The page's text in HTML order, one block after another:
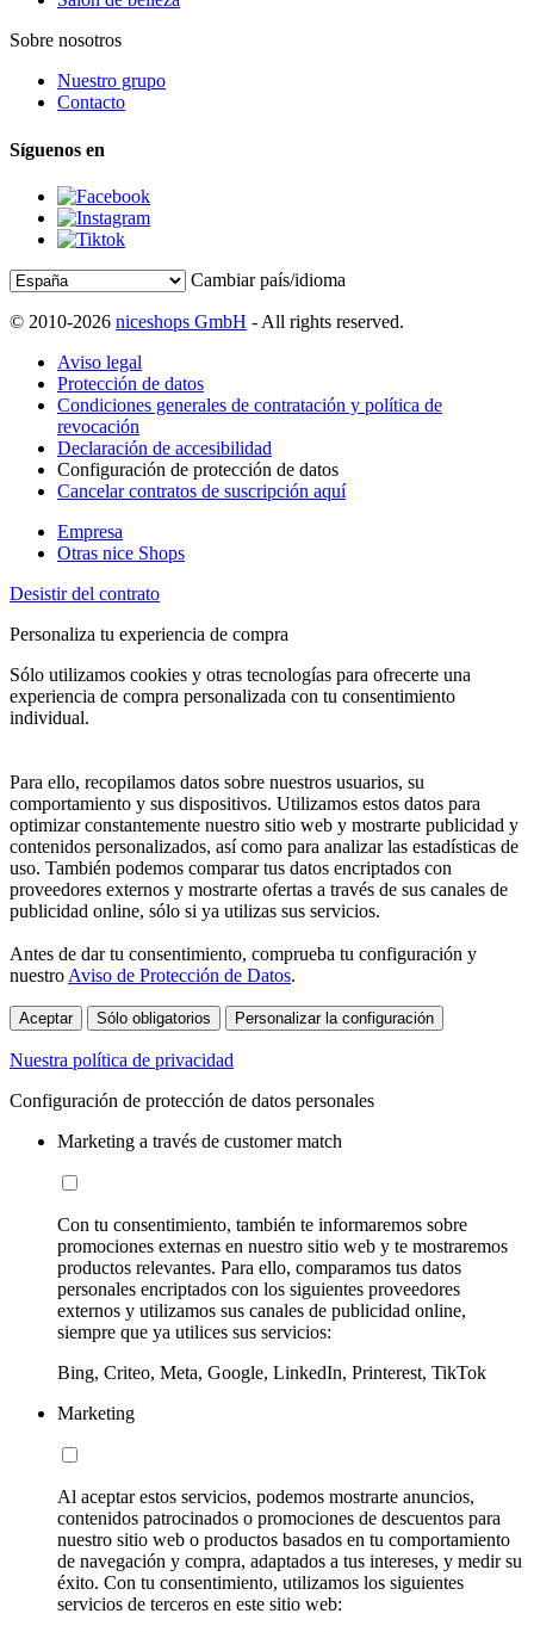
Sobre nosotros
Nuestro grupo
Contacto
Síguenos en
Cambiar país/idioma
© 2010-2026 niceshops GmbH - All rights reserved.
Aviso legal
Protección de datos
Condiciones generales de contratación y política de
revocación
Declaración de accesibilidad
Configuración de protección de datos
Cancelar contratos de suscripción aquí
Empresa
Otras nice Shops
Desistir del contrato
Personaliza tu experiencia de compra
Sólo utilizamos cookies y otras tecnologías para ofrecerte una
experiencia de compra personalizada con tu consentimiento
individual.
Para ello, recopilamos datos sobre nuestros usuarios, su
comportamiento y sus dispositivos. Utilizamos estos datos para
optimizar constantemente nuestro sitio web y mostrarte publicidad y
contenidos personalizados, así como para analizar las estadísticas de
uso. También podemos comparar tus datos encriptados con
proveedores externos y mostrarte ofertas a través de sus canales de
publicidad online, sólo si ya utilizas sus servicios.
Antes de dar tu consentimiento, comprueba tu configuración y
nuestro Aviso de Protección de Datos.
Aceptar Sólo obligatorios Personalizar la configuración
Nuestra política de privacidad
Configuración de protección de datos personales
Marketing a través de customer match
Con tu consentimiento, también te informaremos sobre
promociones externas en nuestro sitio web y te mostraremos
productos relevantes. Para ello, comparamos tus datos
personales encriptados con los siguientes proveedores
externos y utilizamos sus canales de publicidad online,
siempre que ya utilices sus servicios:
Bing, Criteo, Meta, Google, LinkedIn, Printerest, TikTok
Marketing
Al aceptar estos servicios, podemos mostrarte anuncios,
contenidos patrocinados o promociones de descuentos para
nuestro sitio web o productos basados en tu comportamiento
de navegación y compra, adaptados a tus intereses, y medir su
éxito. Con tu consentimiento, utilizamos los siguientes
servicios de terceros en este sitio web: